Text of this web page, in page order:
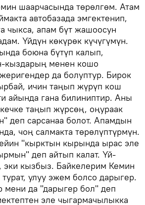
шаарчасында төрөлгөм. Атам
автобазада эмгектенип,
чыкса, апам бүт жашоосун
Үйдүн көкүрөк күчүгүмүн.
боюна бүтүп калып,
кыздарың менен кошо
да болуптур. Бирок
ичин таңып жүрүп кош
айында гана билиниптир. Аны
таңып жүрсөң, оңураак
деп сарсанаа болот. Апамдын
чоң салмакта төрөлүптүрмүн.
"кырктын кырында ырас эле
деп айтып калат. Үй-
эки кызбыз. Байкелерим Кемин
улуу эжем болсо дарыгер.
мени да "дарыгер бол" деп
эле чыгармачылыкка